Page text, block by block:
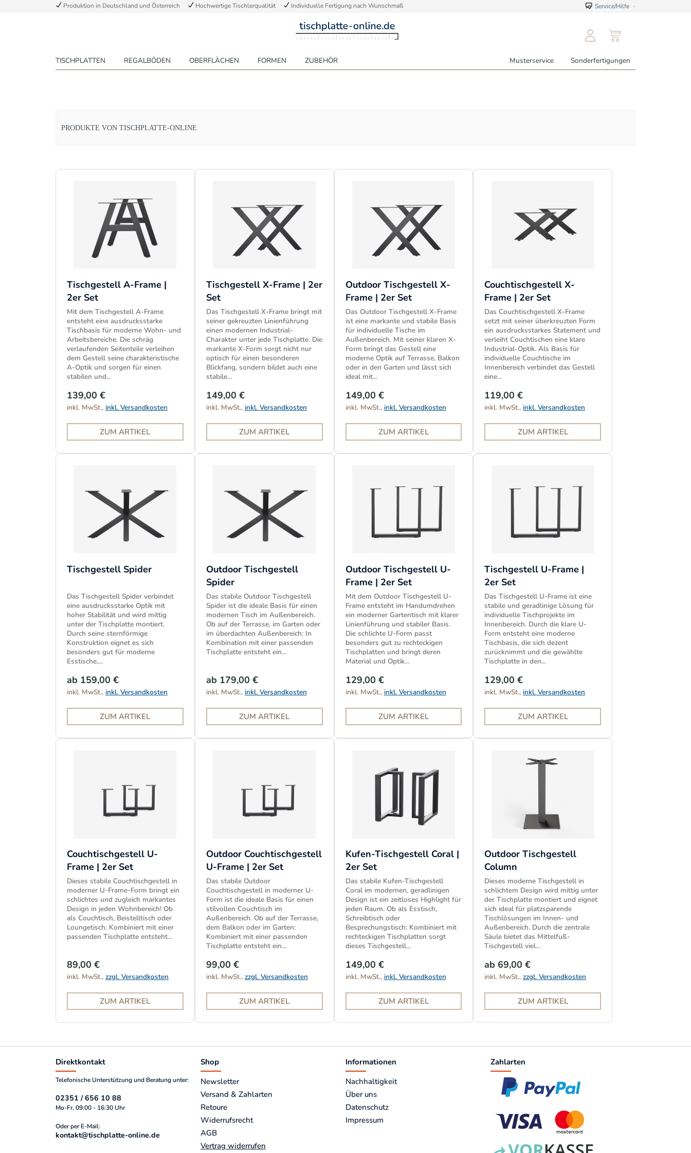
Produktion in Deutschland und Österreich Hochwertige Tischlerqualität Individuelle Fertigung nach Wunschmaß Service/Hilfe
TISCHPLATTEN REGALBÖDEN OBERFLÄCHEN FORMEN ZUBEHÖR Musterservice Sonderfertigungen
PRODUKTE VON TISCHPLATTE-ONLINE
Tischgestell A-Frame |
2er Set
Mit dem Tischgestell A-Frame
entsteht eine ausdrucksstarke
Tischbasis für moderne Wohn- und
Arbeitsbereiche. Die schräg
verlaufenden Seitenteile verleihen
dem Gestell seine charakteristische
A-Optik und sorgen für einen
stabilen und...
139,00 €
inkl. MwSt., inkl. Versandkosten
ZUM ARTIKEL
Tischgestell X-Frame | 2er
Set
Das Tischgestell X-Frame bringt mit
seiner gekreuzten Linienführung
einen modernen Industrial-
Charakter unter jede Tischplatte. Die
markante X-Form sorgt nicht nur
optisch für einen besonderen
Blickfang, sondern bildet auch eine
stabile...
149,00 €
inkl. MwSt., inkl. Versandkosten
ZUM ARTIKEL
Outdoor Tischgestell X-
Frame | 2er Set
Das Outdoor Tischgestell X-Frame
ist eine markante und stabile Basis
für individuelle Tische im
Außenbereich. Mit seiner klaren X-
Form bringt das Gestell eine
moderne Optik auf Terrasse, Balkon
oder in den Garten und lässt sich
ideal mit...
149,00 €
inkl. MwSt., inkl. Versandkosten
ZUM ARTIKEL
Couchtischgestell X-
Frame | 2er Set
Das Couchtischgestell X-Frame
setzt mit seiner überkreuzten Form
ein ausdrucksstarkes Statement und
verleiht Couchtischen eine klare
Industrial-Optik. Als Basis für
individuelle Couchtische im
Innenbereich verbindet das Gestell
eine...
119,00 €
inkl. MwSt.,inkl. Versandkosten
ZUM ARTIKEL
Tischgestell Spider
Das Tischgestell Spider verbindet
eine ausdrucksstarke Optik mit
hoher Stabilität und wird mittig
unter der Tischplatte montiert.
Durch seine sternförmige
Konstruktion eignet es sich
besonders gut für moderne
Esstische,...
ab 159,00 €
inkl. MwSt., inkl. Versandkosten
ZUM ARTIKEL
Outdoor Tischgestell
Spider
Das stabile Outdoor Tischgestell
Spider ist die ideale Basis für einen
modernen Tisch im Außenbereich.
Ob auf der Terrasse, im Garten oder
im überdachten Außenbereich: In
Kombination mit einer passenden
Tischplatte entsteht ein...
ab 179,00 €
inkl. MwSt., inkl. Versandkosten
ZUM ARTIKEL
Outdoor Tischgestell U-
Frame | 2er Set
Mit dem Outdoor Tischgestell U-
Frame entsteht im Handumdrehen
ein moderner Gartentisch mit klarer
Linienführung und stabiler Basis.
Die schlichte U-Form passt
besonders gut zu rechteckigen
Tischplatten und bringt deren
Material und Optik...
129,00 €
inkl. MwSt., inkl. Versandkosten
ZUM ARTIKEL
Tischgestell U-Frame |
2er Set
Das Tischgestell U-Frame ist eine
stabile und geradlinige Lösung für
individuelle Tischprojekte im
Innenbereich. Durch die klare U-
Form entsteht eine moderne
Tischbasis, die sich dezent
zurücknimmt und die gewählte
Tischplatte in den...
129,00 €
inkl. MwSt.,inkl. Versandkosten
ZUM ARTIKEL
Couchtischgestell U-
Frame | 2er Set
Dieses stabile Couchtischgestell in
moderner U-Frame-Form bringt ein
schlichtes und zugleich markantes
Design in jeden Wohnbereich! Ob
als Couchtisch, Beistelltisch oder
Loungetisch: Kombiniert mit einer
passenden Tischplatte entsteht...
89,00 €
inkl. MwSt., zzgl. Versandkosten
ZUM ARTIKEL
Outdoor Couchtischgestell
U-Frame | 2er Set
Das stabile Outdoor
Couchtischgestell in moderner U-
Form ist die ideale Basis für einen
stilvollen Couchtisch im
Außenbereich. Ob auf der Terrasse,
dem Balkon oder im Garten:
Kombiniert mit einer passenden
Tischplatte entsteht ein...
99,00 €
inkl. MwSt., zzgl. Versandkosten
ZUM ARTIKEL
Kufen-Tischgestell Coral |
2er Set
Das stabile Kufen-Tischgestell
Coral im modernen, geradlinigen
Design ist ein zeitloses Highlight für
jeden Raum. Ob als Esstisch,
Schreibtisch oder
Besprechungstisch: Kombiniert mit
rechteckigen Tischplatten sorgt
dieses Tischgestell...
149,00 €
inkl. MwSt., inkl. Versandkosten
ZUM ARTIKEL
Outdoor Tischgestell
Column
Dieses moderne Tischgestell in
schlichtem Design wird mittig unter
der Tischplatte montiert und eignet
sich ideal für platzsparende
Tischlösungen im Innen- und
Außenbereich. Durch die zentrale
Säule bietet das Mittelfuß-
Tischgestell viel...
ab 69,00 €
inkl. MwSt.,zzgl. Versandkosten
ZUM ARTIKEL
Direktkontakt
Telefonische Unterstützung und Beratung unter:
02351 / 656 10 88
Mo-Fr, 09:00 - 16:30 Uhr
Oder per E-Mail:
kontakt@tischplatte-online.de
Shop
Newsletter
Versand & Zahlarten
Retoure
Widerrufsrecht
AGB
Vertrag widerrufen
Informationen
Nachhaltigkeit
Über uns
Datenschutz
Impressum
Zahlarten